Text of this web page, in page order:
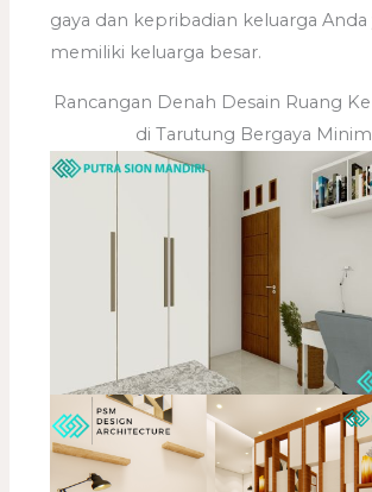
gaya dan kepribadian keluarga Anda
memiliki keluarga besar.
Rancangan Denah Desain Ruang
di Tarutung Bergaya